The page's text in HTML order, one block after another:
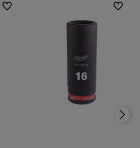
Do ulubionych
Do ulubionych Do
Do